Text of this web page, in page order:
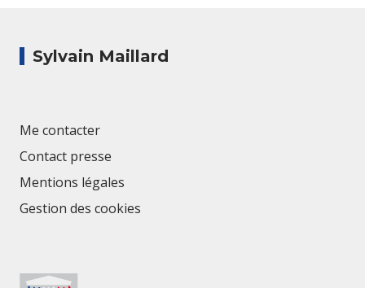
Sylvain Maillard
Me contacter
Contact presse
Mentions légales
Gestion des cookies